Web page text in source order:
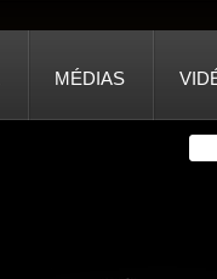
MÉDIAS